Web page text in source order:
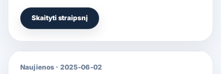
Skaityti straipsnį
Naujienos · 2025-06-02